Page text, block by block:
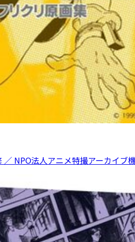
NPO法人アニメ特撮アーカイブ